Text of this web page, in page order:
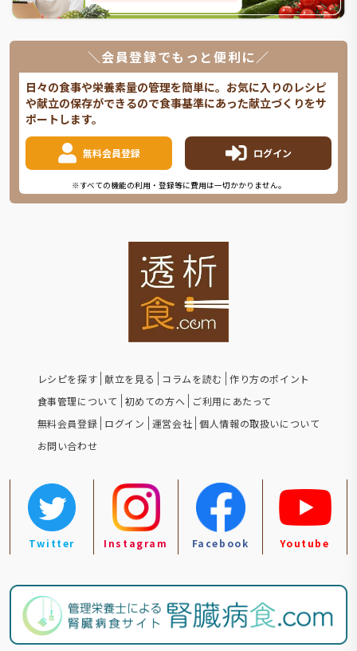
＼会員登録でもっと便利に／
日々の食事や栄養素量の管理を簡単に。お気に入りのレシピ
や献立の保存ができるので食事基準にあった献立づくりをサ
ポートします。
無料会員登録 ログイン
※すべての機能の利用・登録等に費用は一切かかりません。
レシピを探す 献立を見る コラムを読む
作り方のポイント
食事管理について
初めての方へ
ご利用にあたって
無料会員登録 ログイン 運営会社 個人情報の取扱いについて
お問い合わせ
Twitter Instagram Facebook Youtube